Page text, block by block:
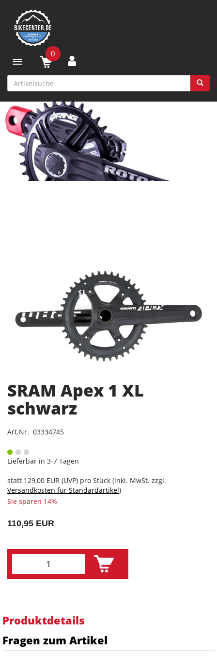
Toggle navigation
0
SRAM Apex 1 XL
schwarz
Art.Nr. 03334745
Lieferbar in 3-7 Tagen
statt 129,00 EUR (UVP) pro Stück (inkl. MwSt. zzgl.
Versandkosten für Standardartikel)
Sie sparen 14%
110,95 EUR
Produktdetails
Fragen zum Artikel